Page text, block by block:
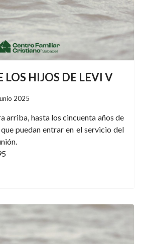
LOS HIJOS DE LEVI V
2025
arriba, hasta los cincuenta años de
puedan entrar en el servicio del